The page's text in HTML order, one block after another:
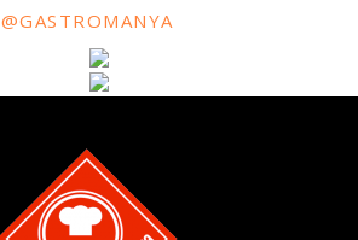
@GASTROMANYA